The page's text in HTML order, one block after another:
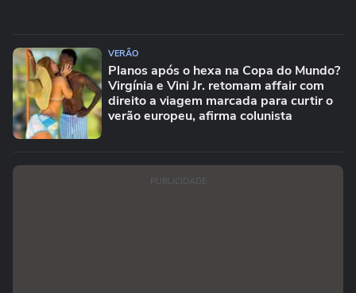
VERÃO
Planos após o hexa na Copa do Mundo?
Virgínia e Vini Jr. retomam affair com
direito a viagem marcada para curtir o
verão europeu, afirma colunista
PUBLICIDADE